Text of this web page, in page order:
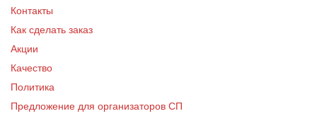
Контакты
Как сделать заказ
Акции
Качество
Политика
Предложение для организаторов СП